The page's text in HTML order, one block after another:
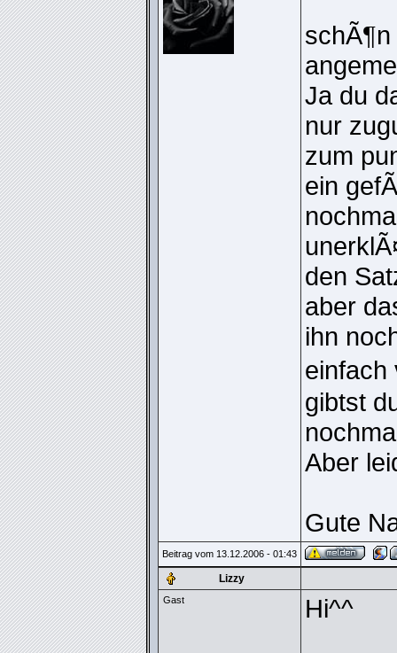
Ja du
nur
zum
ein
den
aber
ihn
gibtst
Aber
Gute
Beitrag vom 13.12.2006 - 01:43
Lizzy
Gast Hi^^